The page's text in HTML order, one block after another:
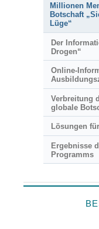
Millionen
Botschaft
Lüge“
Der
Drogen“
Online-
Verbreitung
globale
Lösungen
Ergebnisse
Programms